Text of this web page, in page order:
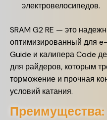
электровелосипедов.
SRAM G2 RE — это
оптимизированный для
Guide и калипера Code
для райдеров, которым
торможение и прочная
условий катания.
Преимущества: